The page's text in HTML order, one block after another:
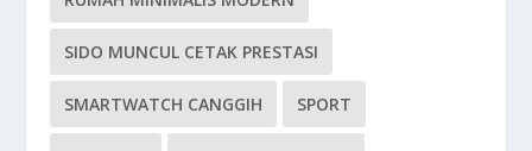
SIDO MUNCUL CETAK PRESTASI
SMARTWATCH CANGGIH SPORT